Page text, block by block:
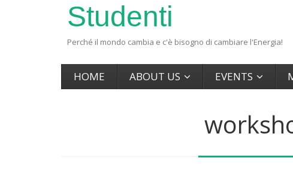
Studenti
Perché il mondo cambia e c'è bisogno di cambiare l'Energia!
HOME ABOUT US EVENTS